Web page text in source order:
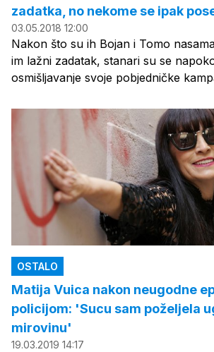
zadatka, no nekome se ipak
03.05.2018 12:00
Nakon što su ih Bojan i Tomo
im lažni zadatak, stanari su se
osmišljavanje svoje pobjedničke
OSTALO
Matija Vuica nakon neugodne
policijom: 'Sucu sam poželjela
mirovinu'
19.03.2019 14:17